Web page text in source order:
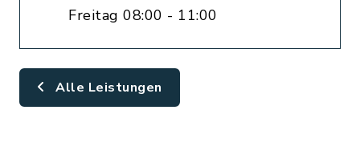
Freitag 08:00 - 11:00
Alle Leistungen